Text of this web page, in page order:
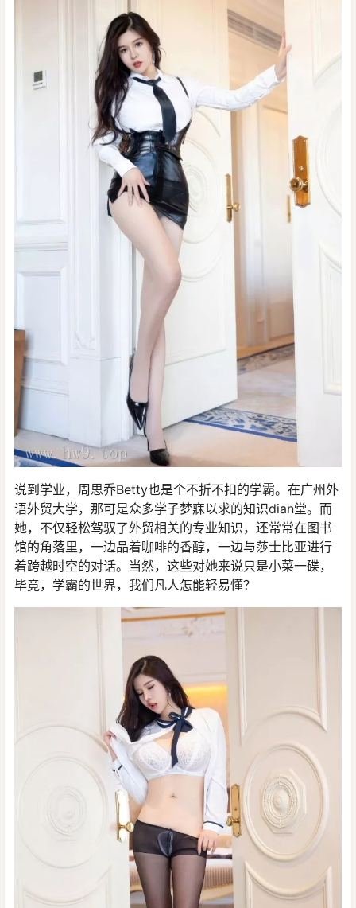
说到学业，周思乔Betty也是个不折不扣的学霸。在广州外
语外贸大学，那可是众多学子梦寐以求的知识dian堂。而
她，不仅轻松驾驭了外贸相关的专业知识，还常常在图书
馆的角落里，一边品着咖啡的香醇，一边与莎士比亚进行
着跨越时空的对话。当然，这些对她来说只是小菜一碟，
毕竟，学霸的世界，我们凡人怎能轻易懂？